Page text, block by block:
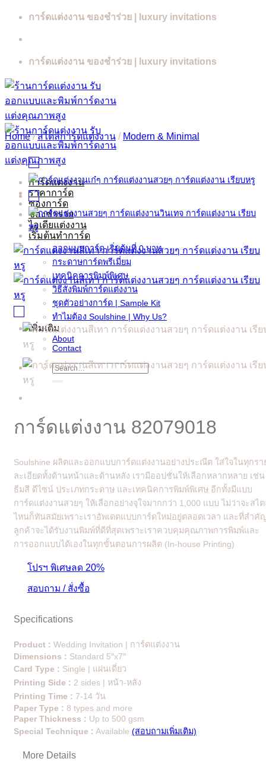
Skip
การ์ดแต่งงาน ของชำร่วย | luxury invitations
การ์ดแต่งงาน ของชำร่วย | luxury invitations
การ์ดแต่งงาน
ราคาการ์ด
ซองการ์ด
ของชำร่วย
ไอเดียแต่งงาน
เริ่มต้นทำการ์ด
ออกแบบการ์ด เริ่มต้นที่ 0 บาท
กระดาษการ์ดพรีเมี่ยม
เทคนิคการพิมพ์พิเศษ
วิธีสั่งพิมพ์การ์ดแต่งงาน
ชุดตัวอย่างการ์ด | Sample Kit
ทำไมต้อง Soulshine | Why Us?
เพิ่มเติม
About
Contact
Search
for:
Home / สไตล์การ์ดแต่งงาน / Modern & Minimal
การ์ดแต่งงาน 82079018
Soulshine ผลิตและออกแบบการ์ดแต่งงานอย่างประณีต ใส่ใจในทุกรา
ละเอียดทั้งด้านหน้าและด้านหลัง เรามีออปชั่นให้เลือกหลากหลาย เช่น
ธีมสี ดีไซน์ ประเภทกระดาษ และเทคนิคการพิมพ์พิเศษ อีกทั้งมีแบบ
การ์ดแต่งงานสวยๆ ให้เลือกอย่างจุใจมากกว่า 1,000 แบบ ไม่ว่าจะสไ
ไหนก็ทันสมัยเพราะเราอัพเดตแบบการ์ดใหม่อยู่ตลอดเวลา และที่สำคั
ลูกค้าจะได้รับงานพิมพ์ที่ดีที่สุดเพราะเราควบคุมคุณภาพการพิมพ์และ
การออกแบบได้เองในทุกขั้นตอนการผลิต (In-house Printing)
โปรฯ พิเศษลด 20%
สอบถาม / สั่งซื้อ
Specifications
Product : Wedding Invitation | การ์ดแต่งงาน
Dimensions : Standard 5″x7″
Card Type : Single | แผ่นเดี่ยว
Printing Side : 2 sides | หน้า-หลัง
Printing Time : 7-14 วัน
Paper Type : 8 types and more
Paper Thickness : Up to 500 gsm
Special Technique : Available (สอบถามเพิ่มเติม)
More Details